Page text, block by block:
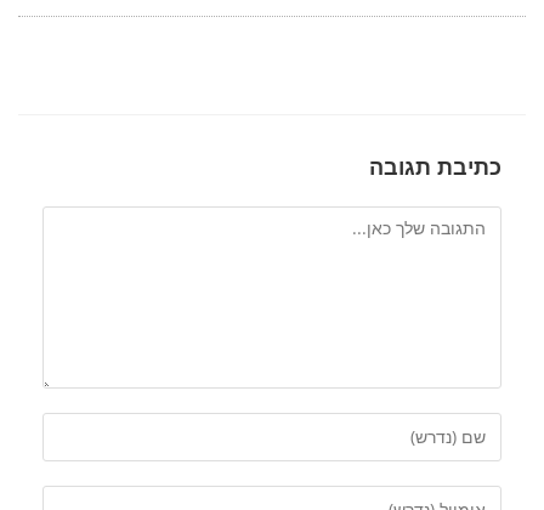
כתיבת תגובה